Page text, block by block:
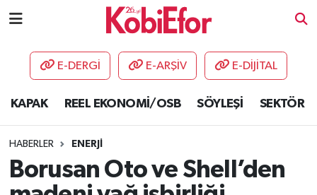
E-DERGİ E-ARŞİV E-DİJİTAL
KAPAK REEL EKONOMİ/OSB SÖYLEŞİ SEKTÖR
HABERLER ENERJİ
Borusan Oto ve Shell’den
AKADEMİ
DESTEK-TEŞVİK